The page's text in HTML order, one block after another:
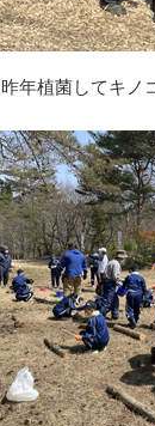
昨年植菌してキノ